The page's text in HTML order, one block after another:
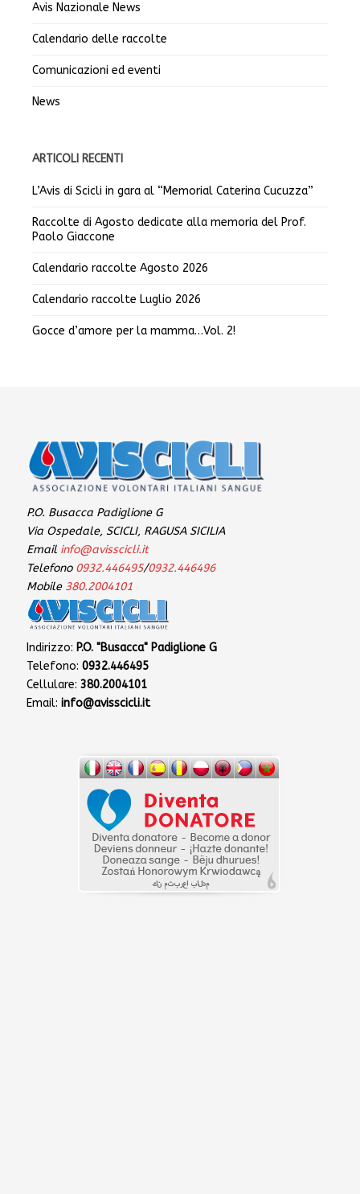
Avis Nazionale News
Calendario delle raccolte
Comunicazioni ed eventi
News
ARTICOLI RECENTI
L’Avis di Scicli in gara al “Memorial Caterina Cucuzza”
Raccolte di Agosto dedicate alla memoria del Prof.
Paolo Giaccone
Calendario raccolte Agosto 2026
Calendario raccolte Luglio 2026
Gocce d’amore per la mamma…Vol. 2!
P.O. Busacca Padiglione G
Via Ospedale, SCICLI, RAGUSA SICILIA
Email info@avisscicli.it
Telefono 0932.446495/0932.446496
Mobile 380.2004101
Indirizzo: P.O. "Busacca" Padiglione G
Telefono: 0932.446495
Cellulare: 380.2004101
Email: info@avisscicli.it